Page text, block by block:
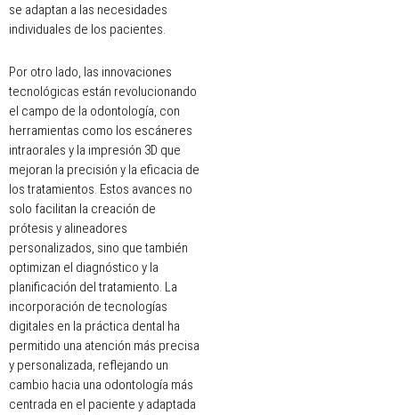
se adaptan a las necesidades
individuales de los pacientes.
Por otro lado, las innovaciones
tecnológicas están revolucionando
el campo de la odontología, con
herramientas como los escáneres
intraorales y la impresión 3D que
mejoran la precisión y la eficacia de
los tratamientos. Estos avances no
solo facilitan la creación de
prótesis y alineadores
personalizados, sino que también
optimizan el diagnóstico y la
planificación del tratamiento. La
incorporación de tecnologías
digitales en la práctica dental ha
permitido una atención más precisa
y personalizada, reflejando un
cambio hacia una odontología más
centrada en el paciente y adaptada